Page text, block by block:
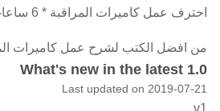
احترف عمل كاميرات المراقبة * 6 ساعات
من افضل الكتب لشرح عمل كاميرات
What's new in the latest 1.0
Last updated on 2019-07-21
v1